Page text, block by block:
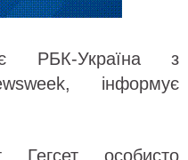
РБК-Україна з
інформує
Гегсет особисто